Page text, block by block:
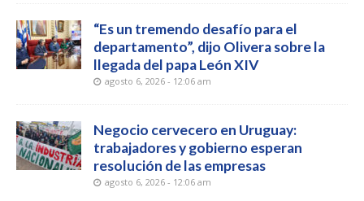
“Es un tremendo desafío para el
departamento”, dijo Olivera sobre la
llegada del papa León XIV
agosto 6, 2026 - 12:06 am
Negocio cervecero en Uruguay:
trabajadores y gobierno esperan
resolución de las empresas
agosto 6, 2026 - 12:06 am